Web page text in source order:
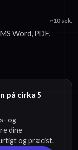
~10 sek.
Word, PDF,
på cirka 5
og
dine
og præcist.